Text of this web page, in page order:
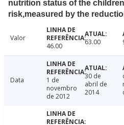
nutrition status of the
risk,measured by the
Valor
46.00
63.00
Data
1 de
novembro
de 2012
30 de
abril de
2014